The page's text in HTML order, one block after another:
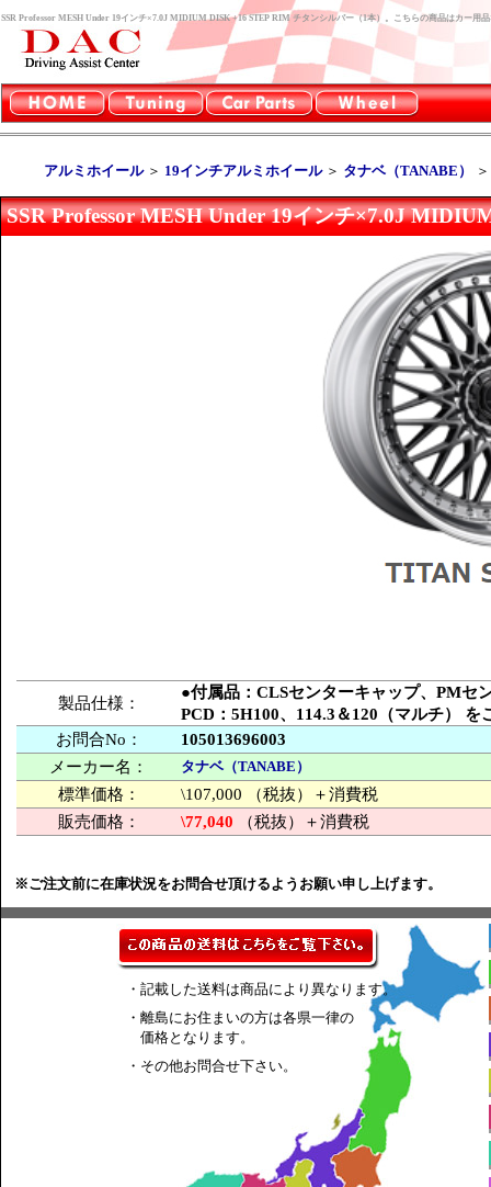
SSR Professor MESH Under 19インチ×7.0J MIDIUM DISK +16 STEP RIM チタンシルバー（1本）。こちらの商品はカー用
アルミホイール＞ 19インチアルミホイール＞ タナベ（TANABE）
SSR Professor MESH Under 19インチ×7.0J
製品仕様：
●付属品：CLSセンターキャップ、PM
PCD：5H100、114.3＆120（マルチ） を
お問合No：
105013696003
メーカー名：
タナベ（TANABE）
標準価格：
\107,000 （税抜）＋消費税
販売価格：
\77,040 （税抜）＋消費税
※ご注文前に在庫状況をお問合せ頂けるようお願い申し上げます。
・記載した送料は商品により異なります。
・離島にお住まいの方は各県一律の
価格となります。
・その他お問合せ下さい。